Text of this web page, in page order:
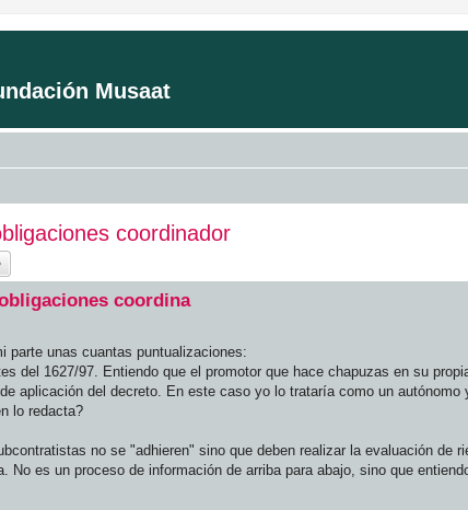
Musaat
coordinador
coordina
parte unas cuantas puntualizaciones:
del 1627/97. Entiendo que el promotor que hace chapuzas en su
aplicación del decreto. En este caso yo lo trataría como un autónomo
lo redacta?
no se "adhieren" sino que deben realizar la evaluación de
es un proceso de información de arriba para abajo, sino que